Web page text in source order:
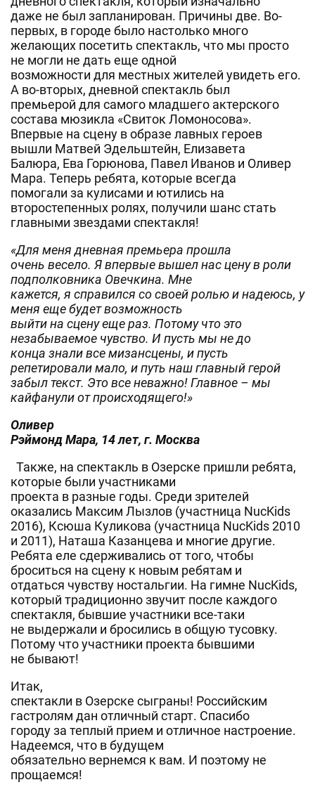
даже не был запланирован. Причины две. Во-
первых, в городе было настолько много
желающих посетить спектакль, что мы просто
не могли не дать еще одной
возможности для местных жителей увидеть его.
А во-вторых, дневной спектакль был
премьерой для самого младшего актерского
состава мюзикла «Свиток Ломоносова».
Впервые на сцену в образе лавных героев
вышли Матвей Эдельштейн, Елизавета
Балюра, Ева Горюнова, Павел Иванов и Оливер
Мара. Теперь ребята, которые всегда
помогали за кулисами и ютились на
второстепенных ролях, получили шанс стать
главными звездами спектакля!
«Для меня дневная премьера прошла
очень весело. Я впервые вышел нас цену в роли
подполковника Овечкина. Мне
кажется, я справился со своей ролью и надеюсь, у
меня еще будет возможность
выйти на сцену еще раз. Потому что это
незабываемое чувство. И пусть мы не до
конца знали все мизансцены, и пусть
репетировали мало, и путь наш главный герой
забыл текст. Это все неважно! Главное – мы
кайфанули от происходящего!»
Оливер
Рэймонд Мара, 14 лет, г. Москва
Также, на спектакль в Озерске пришли ребята,
которые были участниками
проекта в разные годы. Среди зрителей
оказались Максим Лызлов (участница NucKids
2016), Ксюша Куликова (участница NucKids 2010
и 2011), Наташа Казанцева и многие другие.
Ребята еле сдерживались от того, чтобы
броситься на сцену к новым ребятам и
отдаться чувству ностальгии. На гимне NucKids,
который традиционно звучит после каждого
спектакля, бывшие участники все-таки
не выдержали и бросились в общую тусовку.
Потому что участники проекта бывшими
не бывают!
Итак,
спектакли в Озерске сыграны! Российским
гастролям дан отличный старт. Спасибо
городу за теплый прием и отличное настроение.
Надеемся, что в будущем
обязательно вернемся к вам. И поэтому не
прощаемся!